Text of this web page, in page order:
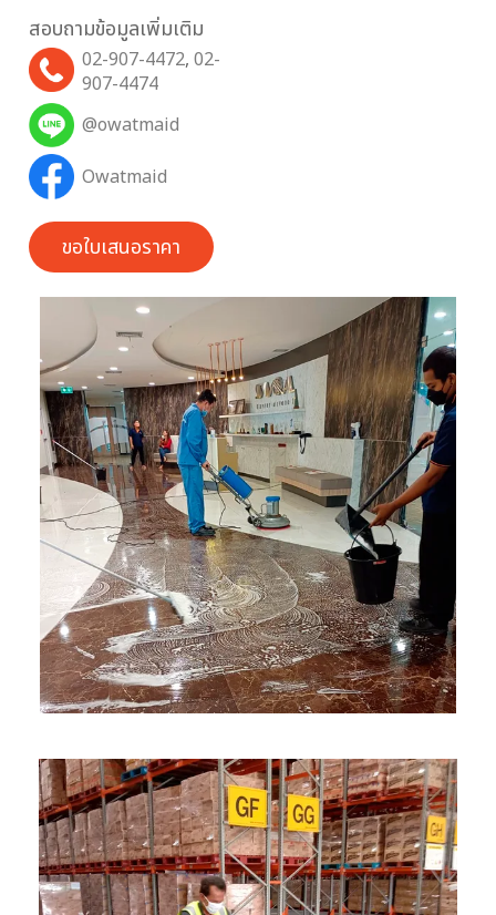
สอบถามข้อมูลเพิ่มเติม
02-907-4472,02-
907-4474
@owatmaid
Owatmaid
ขอใบเสนอราคา